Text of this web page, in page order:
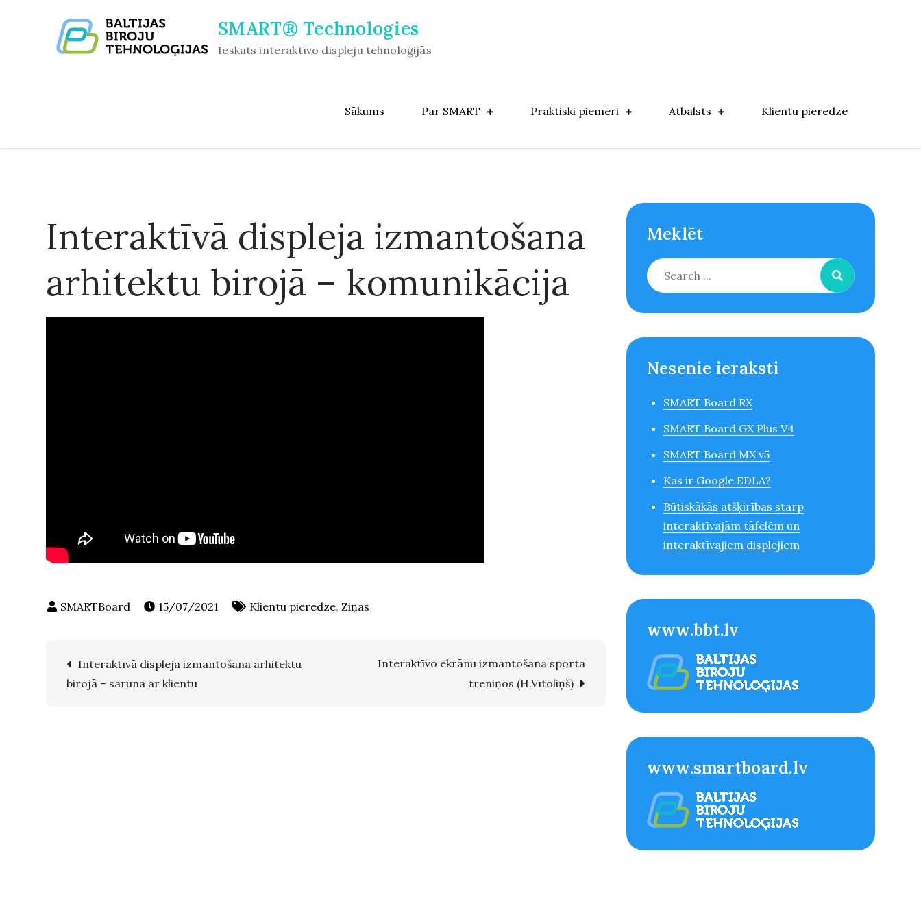
SMART® Technologies
Ieskats interaktīvo displeju tehnoloģijās
Sākums Par SMART Praktiski piemēri Atbalsts Klientu pieredze
Interaktīvā displeja izmantošana
arhitektu birojā – komunikācija
15/07/2021 Klientu pieredze,Ziņas
Post
Interaktīvā displeja izmantošana arhitektu
birojā – saruna ar klientu
Interaktīvo ekrānu izmantošana sporta
treniņos (H.Vītoliņš)
Meklēt
Search
for:
Nesenie ieraksti
SMART Board RX
SMART Board GX Plus V4
SMART Board MX v5
Kas ir Google EDLA?
Būtiskākās atšķirības starp
interaktīvajām tāfelēm un
interaktīvajiem displejiem
www.bbt.lv
www.smartboard.lv